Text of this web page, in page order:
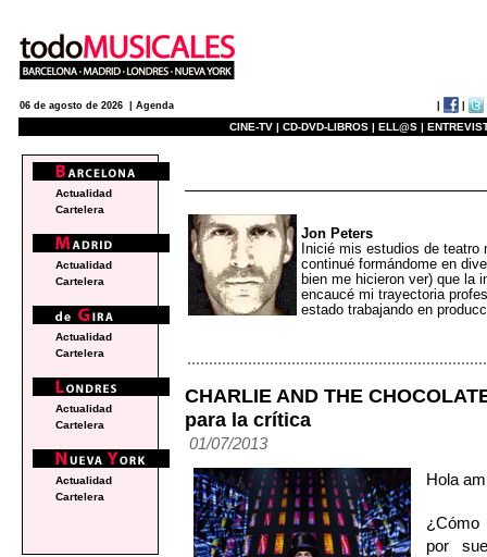
06 de agosto de 2026 | Agenda
CINE-TV | CD-DVD-LIBROS | ELL@S |
Jon Peters
Inicié mis estudios de
continué formándome en
bien me hicieron ver) que la
encaucé mi trayectoria
estado trabajando en
CHARLIE AND THE
para la crítica
01/07/2013
Hola
¿Cómo
por
Actualidad
Cartelera
Actualidad
Cartelera
Actualidad
Cartelera
Actualidad
Cartelera
Actualidad
Cartelera